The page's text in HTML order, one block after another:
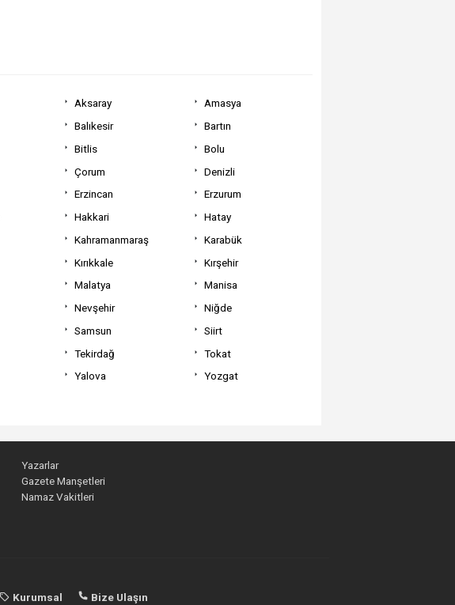
Aksaray
Amasya
Balıkesir
Bartın
Bitlis
Bolu
Çorum
Denizli
Erzincan
Erzurum
Hakkari
Hatay
Kahramanmaraş
Karabük
Kırıkkale
Kırşehir
Malatya
Manisa
Nevşehir
Niğde
Samsun
Siirt
Tekirdağ
Tokat
Yalova
Yozgat
Yazarlar
Gazete Manşetleri
Namaz Vakitleri
Kurumsal Bize Ulaşın